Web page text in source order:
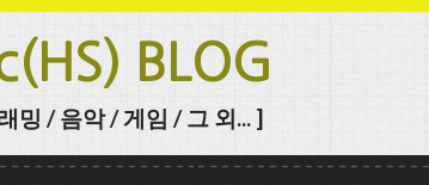
BLOG
밍 / 음악 / 게임 / 그 외... ]